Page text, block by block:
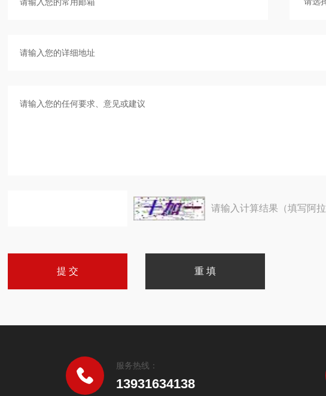
请输入计算结果（填写阿
服务热线：
13931634138